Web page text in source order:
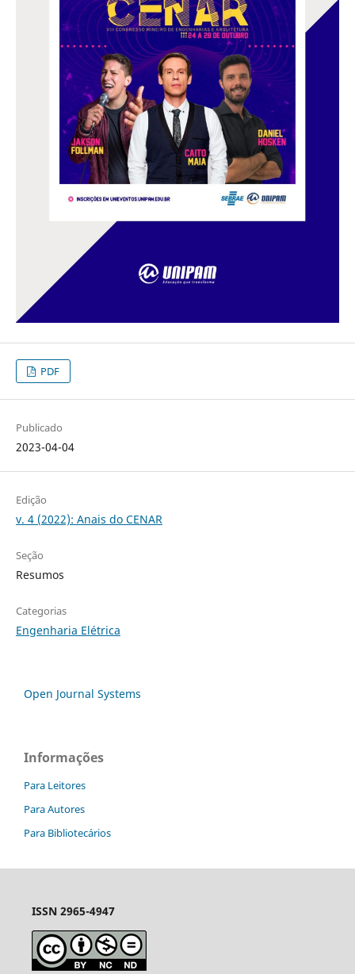
PDF
Publicado
2023-04-04
Edição
v. 4 (2022): Anais do CENAR
Seção
Resumos
Categorias
Engenharia Elétrica
Open Journal Systems
Informações
Para Leitores
Para Autores
Para Bibliotecários
ISSN 2965-4947